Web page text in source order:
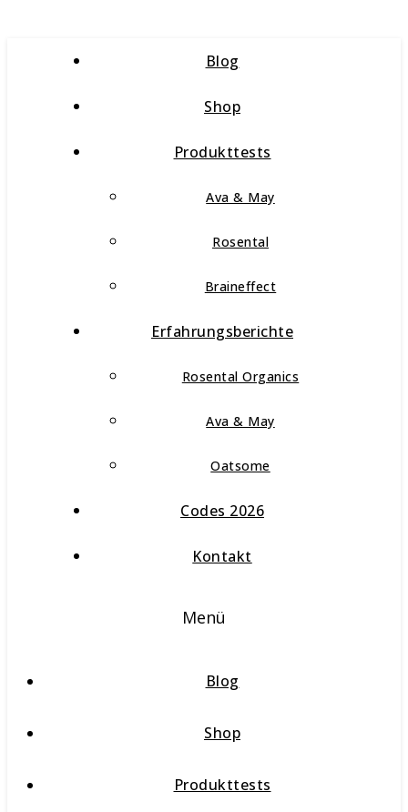
Blog
Shop
Produkttests
Ava & May
Rosental
Braineffect
Erfahrungsberichte
Rosental Organics
Ava & May
Oatsome
Codes 2026
Kontakt
Menü
Blog
Shop
Produkttests